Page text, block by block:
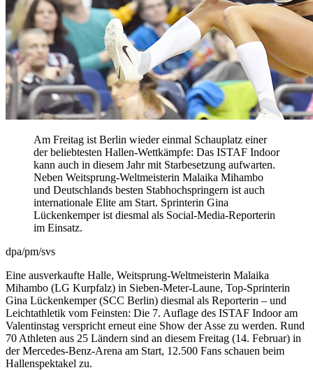
Am Freitag ist Berlin wieder einmal Schauplatz einer
der beliebtesten Hallen-Wettkämpfe: Das ISTAF Indoor
kann auch in diesem Jahr mit Starbesetzung aufwarten.
Neben Weitsprung-Weltmeisterin Malaika Mihambo
und Deutschlands besten Stabhochspringern ist auch
internationale Elite am Start. Sprinterin Gina
Lückenkemper ist diesmal als Social-Media-Reporterin
im Einsatz.
dpa/pm/svs
Eine ausverkaufte Halle, Weitsprung-Weltmeisterin Malaika
Mihambo (LG Kurpfalz) in Sieben-Meter-Laune, Top-Sprinterin
Gina Lückenkemper (SCC Berlin) diesmal als Reporterin – und
Leichtathletik vom Feinsten: Die 7. Auflage des ISTAF Indoor am
Valentinstag verspricht erneut eine Show der Asse zu werden. Rund
70 Athleten aus 25 Ländern sind an diesem Freitag (14. Februar) in
der Mercedes-Benz-Arena am Start, 12.500 Fans schauen beim
Hallenspektakel zu.